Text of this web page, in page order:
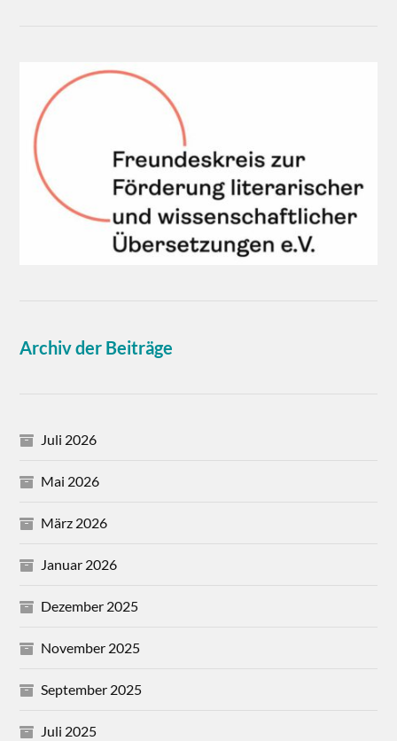
Archiv der Beiträge
Juli 2026
Mai 2026
März 2026
Januar 2026
Dezember 2025
November 2025
September 2025
Juli 2025